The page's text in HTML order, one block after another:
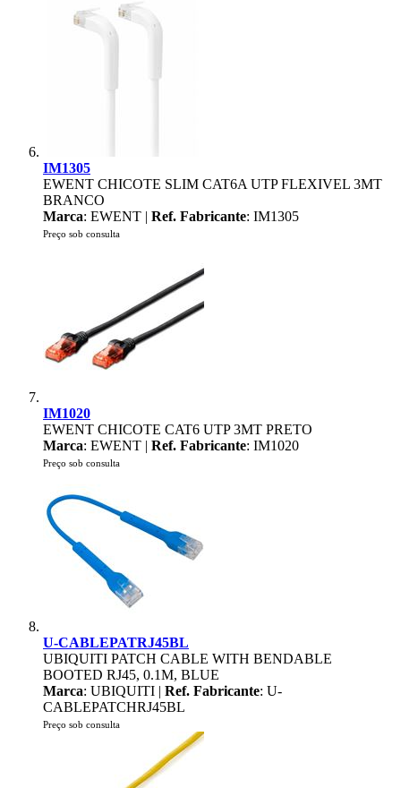
IM1305
EWENT CHICOTE SLIM CAT6A UTP FLEXIVEL 3MT
BRANCO
Marca: EWENT | Ref. Fabricante: IM1305
Preço sob consulta
IM1020
EWENT CHICOTE CAT6 UTP 3MT PRETO
Marca: EWENT | Ref. Fabricante: IM1020
Preço sob consulta
U-CABLEPATRJ45BL
UBIQUITI PATCH CABLE WITH BENDABLE
BOOTED RJ45, 0.1M, BLUE
Marca: UBIQUITI | Ref. Fabricante: U-
CABLEPATCHRJ45BL
Preço sob consulta